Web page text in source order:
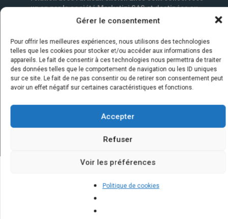
Gérer le consentement
Pour offrir les meilleures expériences, nous utilisons des technologies
telles que les cookies pour stocker et/ou accéder aux informations des
appareils. Le fait de consentir à ces technologies nous permettra de traiter
des données telles que le comportement de navigation ou les ID uniques
sur ce site. Le fait de ne pas consentir ou de retirer son consentement peut
avoir un effet négatif sur certaines caractéristiques et fonctions.
Accepter
Refuser
Voir les préférences
Politique de cookies
un an par la société Marketizi SAS et destinées au
service commercial.*
Quelques infos sur nos centrales
solaires : questions et réponses